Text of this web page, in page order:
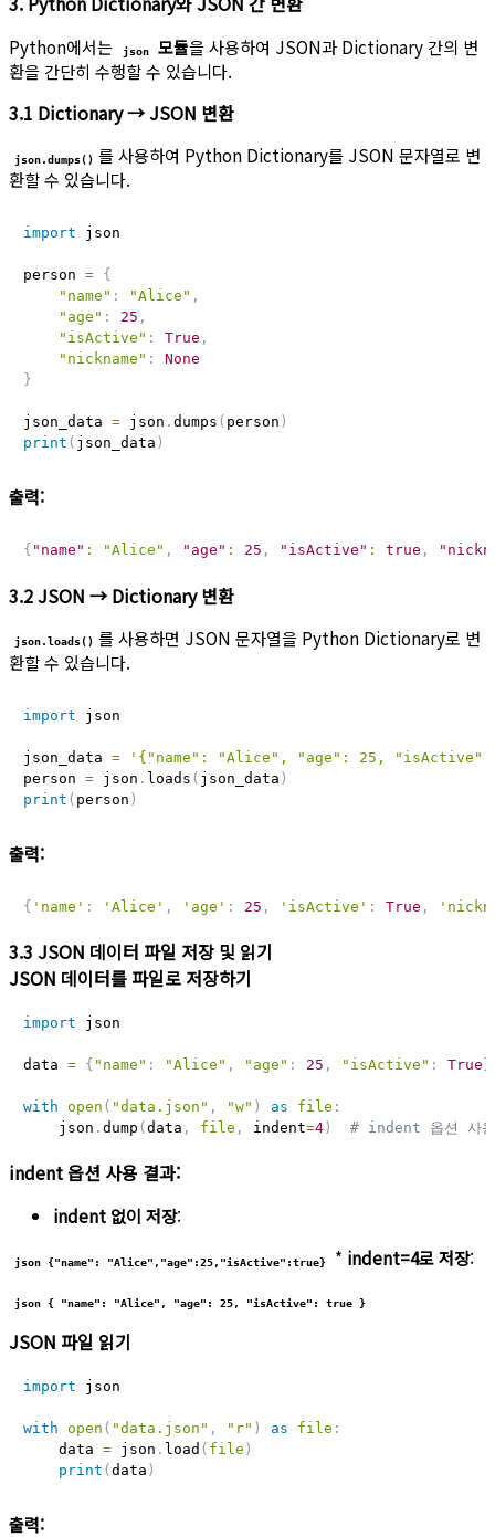
Python에서는 json 모듈을 사용하여 JSON과 Dictionary 간의 변
환을 간단히 수행할 수 있습니다.
3.1 Dictionary → JSON 변환
json.dumps() 를 사용하여 Python Dictionary를 JSON 문자열로 변
환할 수 있습니다.
import json
person =
{
"name" : "Alice" ,
"age" : 25 ,
"isActive" : True ,
"nickname" :
None
}
json_data = json . dumps ( person )
print ( json_data )
출력:
{ "name" : "Alice" , "age" : 25 , "isActive" : true ,
3.2 JSON → Dictionary 변환
json.loads() 를 사용하면 JSON 문자열을 Python Dictionary로 변
환할 수 있습니다.
import json
json_data =
'{"name": "Alice", "age": 25,
person = json . loads ( json_data )
print ( person )
출력:
{ 'name' : 'Alice' , 'age' : 25 , 'isActive' : True ,
3.3 JSON 데이터 파일 저장 및 읽기
JSON 데이터를 파일로 저장하기
import json
data = { "name" : "Alice" , "age" : 25 , "isActive" : True
with open ( "data.json" , "w" ) as file :
    json
. dump ( data , file , indent=4) # indent 옵션 사용
indent 옵션 사용 결과:
indent 없이 저장:
json {"name": "Alice","age":25,"isActive":true} * indent=4로 저장:
json { "name": "Alice", "age": 25, "isActive": true }
JSON 파일 읽기
import json
with open ( "data.json" , "r" ) as file :
    data
= json . load ( file )
print ( data )
출력: